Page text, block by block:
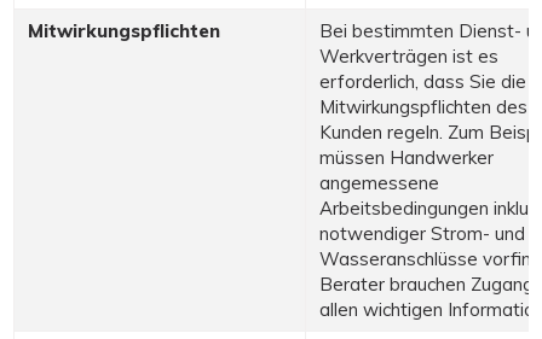
Mitwirkungspflichten
Bei bestimmten Dienst-
Werkverträgen ist es
erforderlich, dass Sie die
Mitwirkungspflichten des
Kunden regeln. Zum
müssen Handwerker
angemessene
Arbeitsbedingungen
notwendiger Strom- und
Wasseranschlüsse
Berater brauchen Zugang
allen wichtigen